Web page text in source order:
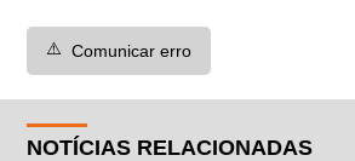
⚠️ Comunicar erro
NOTÍCIAS RELACIONADAS